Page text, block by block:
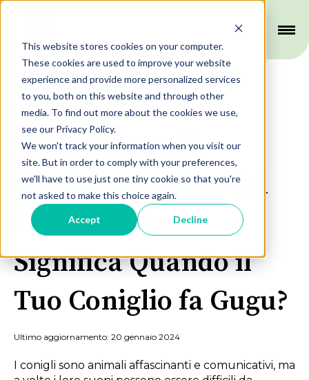
This website stores cookies on your computer.
These cookies are used to improve your website
experience and provide more personalized services
to you, both on this website and through other
media. To find out more about the cookies we use,
see our Privacy Policy.
We won't track your information when you visit our
site. But in order to comply with your preferences,
we'll have to use just one tiny cookie so that you're
not asked to make this choice again.
Accept Decline
Comportamento
Interpretare il
Comportamento del
Coniglio: Cosa
Significa Quando il
Tuo Coniglio fa Gugu?
Ultimo aggiornamento: 20 gennaio 2024
I conigli sono animali affascinanti e comunicativi, ma